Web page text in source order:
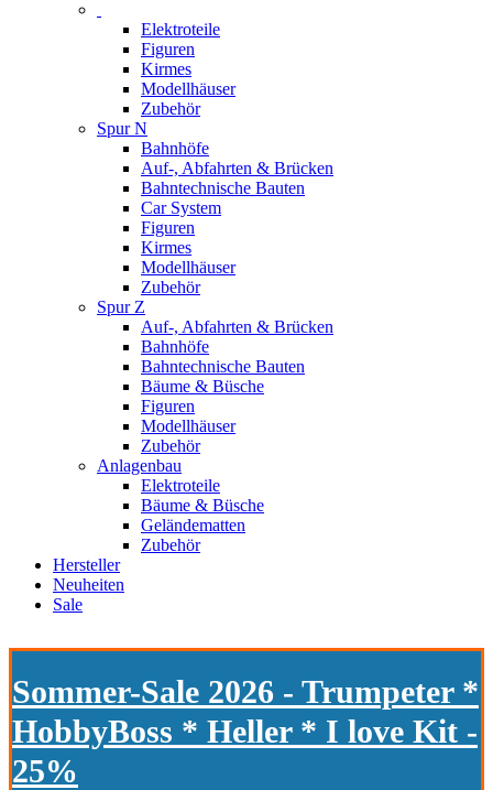
Elektroteile
Figuren
Kirmes
Modellhäuser
Zubehör
Spur N
Bahnhöfe
Auf-, Abfahrten & Brücken
Bahntechnische Bauten
Car System
Figuren
Kirmes
Modellhäuser
Zubehör
Spur Z
Auf-, Abfahrten & Brücken
Bahnhöfe
Bahntechnische Bauten
Bäume & Büsche
Figuren
Modellhäuser
Zubehör
Anlagenbau
Elektroteile
Bäume & Büsche
Geländematten
Zubehör
Hersteller
Neuheiten
Sale
Sommer-Sale 2026 - Trumpeter *
HobbyBoss * Heller * I love Kit -
25%